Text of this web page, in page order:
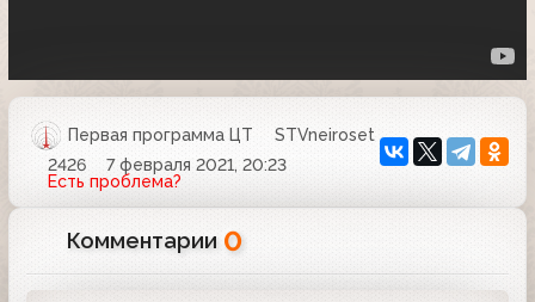
Первая программа ЦТ
STVneiroset
2426
7 февраля 2021, 20:23
Есть проблема?
Комментарии 0